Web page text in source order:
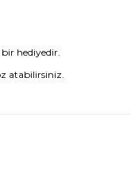
hediyedir.
atabilirsiniz.